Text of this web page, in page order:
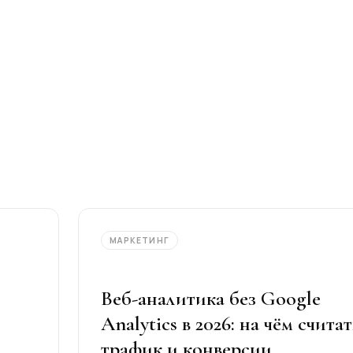
МАРКЕТИНГ
Веб-аналитика без Google
Analytics в 2026: на чём